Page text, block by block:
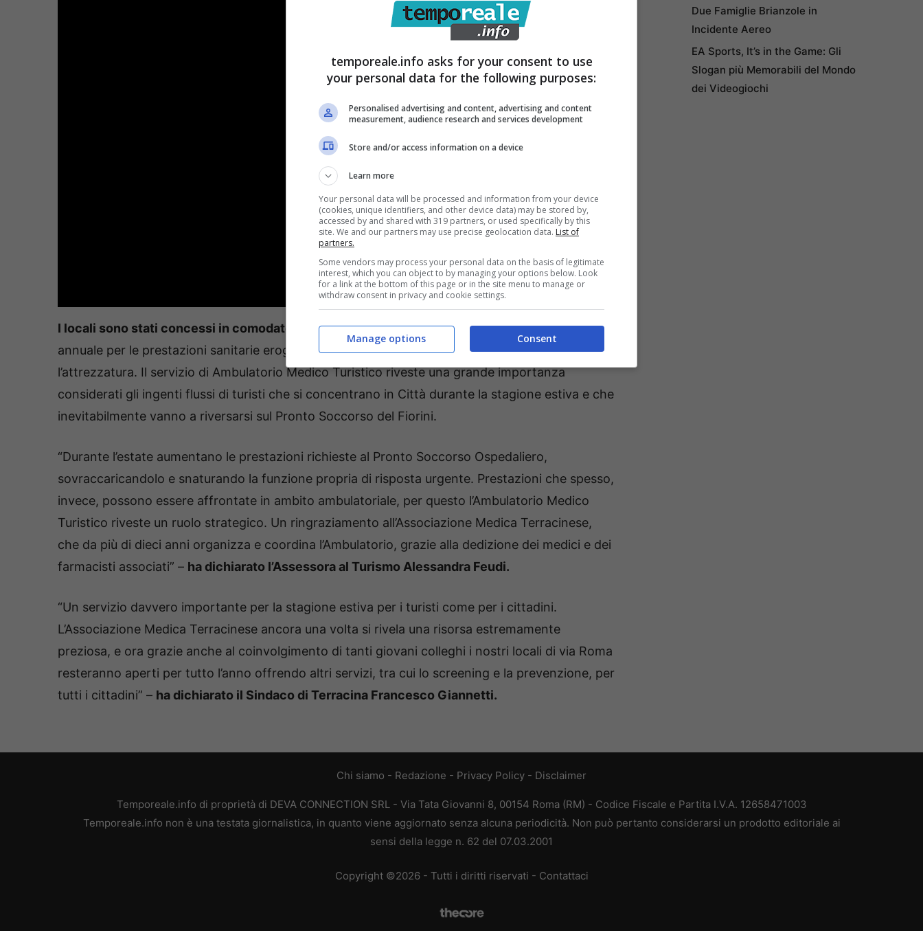
I locali sono stati concessi in comodato d’uso gratuito all’Associazione,con un rimborso
annuale per le prestazioni sanitarie erogate ai residenti e ai turistici, per i farmaci e per
l’attrezzatura. Il servizio di Ambulatorio Medico Turistico riveste una grande importanza
considerati gli ingenti flussi di turisti che si concentrano in Città durante la stagione estiva e che
inevitabilmente vanno a riversarsi sul Pronto Soccorso del Fiorini.
“Durante l’estate aumentano le prestazioni richieste al Pronto Soccorso Ospedaliero,
sovraccaricandolo e snaturando la funzione propria di risposta urgente. Prestazioni che spesso,
invece, possono essere affrontate in ambito ambulatoriale, per questo l’Ambulatorio Medico
Turistico riveste un ruolo strategico. Un ringraziamento all’Associazione Medica Terracinese,
che da più di dieci anni organizza e coordina l’Ambulatorio, grazie alla dedizione dei medici e dei
farmacisti associati” – ha dichiarato l’Assessora al Turismo Alessandra Feudi.
“Un servizio davvero importante per la stagione estiva per i turisti come per i cittadini.
L’Associazione Medica Terracinese ancora una volta si rivela una risorsa estremamente
preziosa, e ora grazie anche al coinvolgimento di tanti giovani colleghi i nostri locali di via Roma
resteranno aperti per tutto l’anno offrendo altri servizi, tra cui lo screening e la prevenzione, per
tutti i cittadini” – ha dichiarato il Sindaco di Terracina Francesco Giannetti.
Due Famiglie Brianzole in
Incidente Aereo
EA Sports, It’s in the Game: Gli
Slogan più Memorabili del Mondo
dei Videogiochi
Chi siamo - Redazione - Privacy Policy - Disclaimer
Temporeale.info di proprietà di DEVA CONNECTION SRL - Via Tata Giovanni 8, 00154 Roma (RM) - Codice Fiscale e Partita I.V.A. 12658471003
Temporeale.info non è una testata giornalistica, in quanto viene aggiornato senza alcuna periodicità. Non può pertanto considerarsi un prodotto editoriale ai
sensi della legge n. 62 del 07.03.2001
Copyright ©2026 - Tutti i diritti riservati - Contattaci
temporeale.info asks for your consent to use
your personal data for the following purposes:
Personalised advertising and content, advertising and content
measurement, audience research and services development
Store and/or access information on a device
Learn more
Your personal data will be processed and information from your device
(cookies, unique identifiers, and other device data) may be stored by,
accessed by and shared with 319 partners, or used specifically by this
site. We and our partners may use precise geolocation data. List of
partners.
Some vendors may process your personal data on the basis of legitimate
interest, which you can object to by managing your options below. Look
for a link at the bottom of this page or in the site menu to manage or
withdraw consent in privacy and cookie settings.
Consent
Manage options